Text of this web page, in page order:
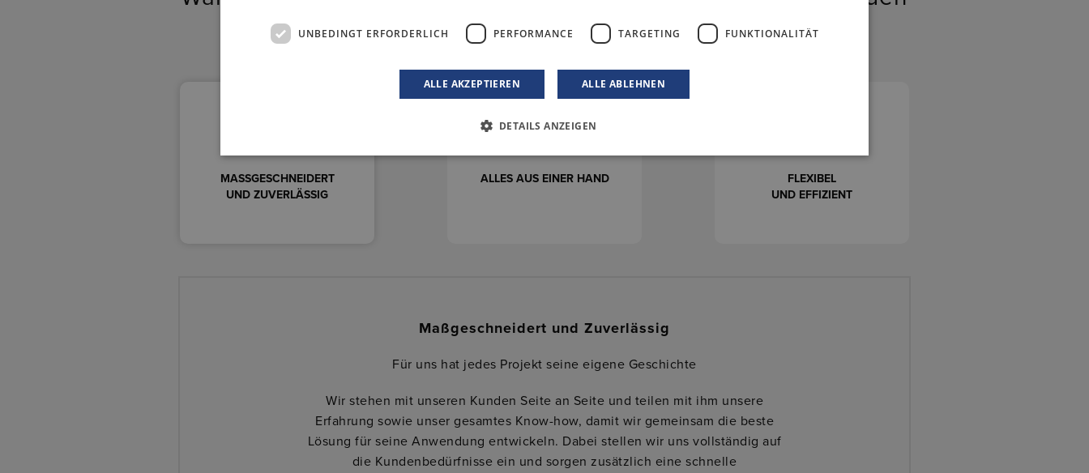
sollten:
MASSGESCHNEIDERT
UND ZUVERLÄSSIG
ALLES AUS EINER HAND
FLEXIBEL
UND EFFIZIENT
Maßgeschneidert und Zuverlässig
Für uns hat jedes Projekt seine eigene Geschichte
Wir stehen mit unseren Kunden Seite an Seite und teilen mit ihm unsere
Erfahrung sowie unser gesamtes Know-how, damit wir gemeinsam die beste
Lösung für seine Anwendung entwickeln. Dabei stellen wir uns vollständig auf
die Kundenbedürfnisse ein und sorgen zusätzlich eine schnelle
UNBEDINGT ERFORDERLICH PERFORMANCE TARGETING FUNKTIONALITÄT
ALLE AKZEPTIEREN ALLE ABLEHNEN
DETAILS ANZEIGEN